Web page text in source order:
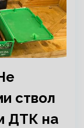
ствол
ДТК на